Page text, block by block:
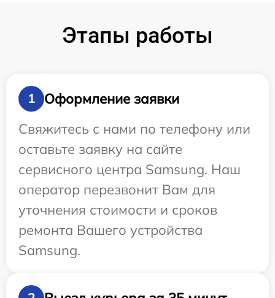
Этапы работы
1
Оформление заявки
Свяжитесь с нами по телефону или
оставьте заявку на сайте
сервисного центра Samsung. Наш
оператор перезвонит Вам для
уточнения стоимости и сроков
ремонта Вашего устройства
Samsung.